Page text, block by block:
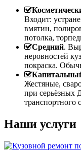
Входит:
вмятин,
потолка,
Средний.
неровностей
покраска.
Жестяные,
при серьёзных
транспортного
Наши услуги